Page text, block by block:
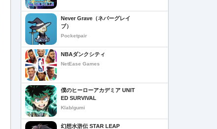
Never Grave（ネバーグレイ
ブ）
Pocketpair
NBAダンクシティ
NetEase Games
僕のヒーローアカデミア UNIT
ED SURVIVAL
Klab/gumi
幻想水滸伝 STAR LEAP